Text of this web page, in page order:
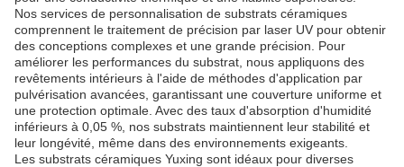
Nos services de personnalisation de substrats céramiques
comprennent le traitement de précision par laser UV pour obtenir
des conceptions complexes et une grande précision. Pour
améliorer les performances du substrat, nous appliquons des
revêtements intérieurs à l'aide de méthodes d'application par
pulvérisation avancées, garantissant une couverture uniforme et
une protection optimale. Avec des taux d'absorption d'humidité
inférieurs à 0,05 %, nos substrats maintiennent leur stabilité et
leur longévité, même dans des environnements exigeants.
Les substrats céramiques Yuxing sont idéaux pour diverses